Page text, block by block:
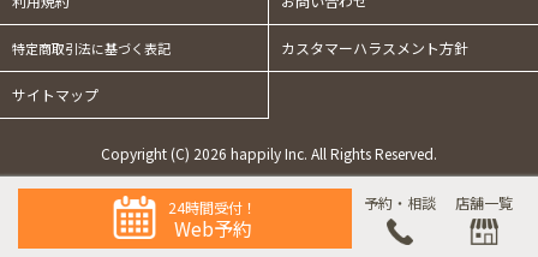
特定商取引法に基づく表記 カスタマーハラスメント方針
サイトマップ
Copyright (C) 2026 happily Inc. All Rights Reserved.
24時間受付！
Web予約
予約・相談 店舗一覧